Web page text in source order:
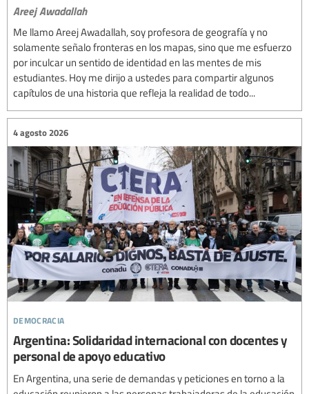
Areej Awadallah
Me llamo Areej Awadallah, soy profesora de geografía y no
solamente señalo fronteras en los mapas, sino que me esfuerzo
por inculcar un sentido de identidad en las mentes de mis
estudiantes. Hoy me dirijo a ustedes para compartir algunos
capítulos de una historia que refleja la realidad de todo...
democracia
4 agosto 2026
Argentina: Solidaridad internacional con docentes y
personal de apoyo educativo
En Argentina, una serie de demandas y peticiones en torno a la